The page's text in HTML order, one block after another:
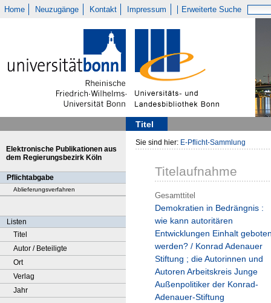
Home Neuzugänge Kontakt Impressum Erweiterte Suche
Titel
Elektronische Publikationen aus
dem Regierungsbezirk Köln
Pflichtabgabe
Ablieferungsverfahren
Listen
Titel
Autor / Beteiligte
Ort
Verlag
Jahr
Sie sind hier: E-Pflicht-Sammlung
Titelaufnahme
Gesamttitel
Demokratien in Bedrängnis :
wie kann autoritären
Entwicklungen Einhalt
werden? / Konrad Adenauer
Stiftung ; die Autorinnen und
Autoren Arbeitskreis Junge
Außenpolitiker der Konrad-
Adenauer-Stiftung